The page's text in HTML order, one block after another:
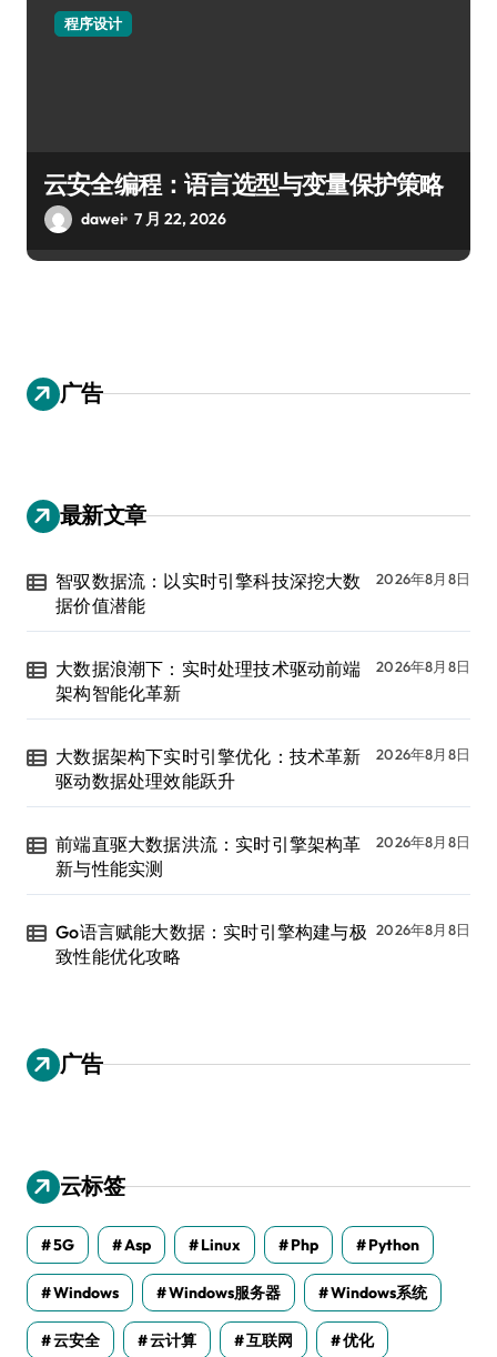
程序设计
云安全编程：语言选型与变量保护策略
dawei 7 月 22, 2026
广告
最新文章
智驭数据流：以实时引擎科技深挖大数
据价值潜能
2026年8月8日
大数据浪潮下：实时处理技术驱动前端
架构智能化革新
2026年8月8日
大数据架构下实时引擎优化：技术革新
驱动数据处理效能跃升
2026年8月8日
前端直驱大数据洪流：实时引擎架构革
新与性能实测
2026年8月8日
Go语言赋能大数据：实时引擎构建与极
致性能优化攻略
2026年8月8日
广告
云标签
5G Asp Linux Php Python
Windows Windows服务器 Windows系统
云安全 云计算 互联网 优化